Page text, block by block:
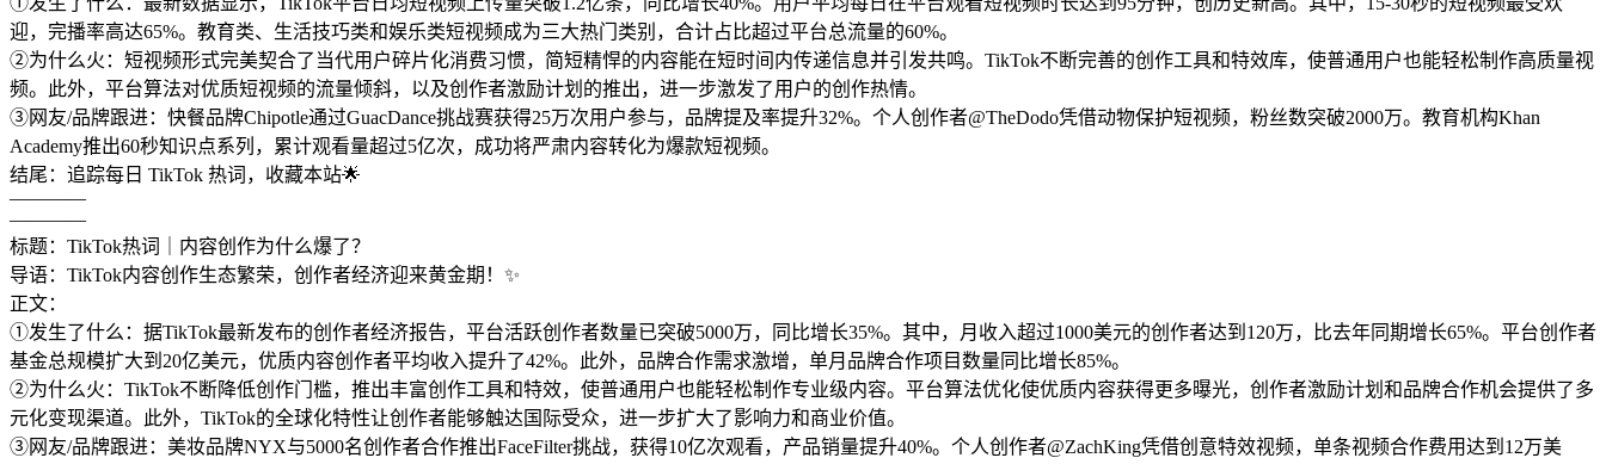
迎，完播率高达65%。教育类、生活技巧类和娱乐类短视频成为三大热门类别，合计占比超过平台总流量的60%。
②为什么火：短视频形式完美契合了当代用户碎片化消费习惯，简短精悍的内容能在短时间内传递信息并引发共鸣。TikTok不断完善的创作工具和特效库，使普通用户也能轻松制作高质量视
频。此外，平台算法对优质短视频的流量倾斜，以及创作者激励计划的推出，进一步激发了用户的创作热情。
③网友/品牌跟进：快餐品牌Chipotle通过GuacDance挑战赛获得25万次用户参与，品牌提及率提升32%。个人创作者@TheDodo凭借动物保护短视频，粉丝数突破2000万。教育机构Khan
Academy推出60秒知识点系列，累计观看量超过5亿次，成功将严肃内容转化为爆款短视频。
结尾：追踪每日 TikTok 热词，收藏本站🌟
————
————
标题：TikTok热词｜内容创作为什么爆了？
导语：TikTok内容创作生态繁荣，创作者经济迎来黄金期！✨
正文：
①发生了什么：据TikTok最新发布的创作者经济报告，平台活跃创作者数量已突破5000万，同比增长35%。其中，月收入超过1000美元的创作者达到120万，比去年同期增长65%。平台创作者
基金总规模扩大到20亿美元，优质内容创作者平均收入提升了42%。此外，品牌合作需求激增，单月品牌合作项目数量同比增长85%。
②为什么火：TikTok不断降低创作门槛，推出丰富创作工具和特效，使普通用户也能轻松制作专业级内容。平台算法优化使优质内容获得更多曝光，创作者激励计划和品牌合作机会提供了多
元化变现渠道。此外，TikTok的全球化特性让创作者能够触达国际受众，进一步扩大了影响力和商业价值。
③网友/品牌跟进：美妆品牌NYX与5000名创作者合作推出FaceFilter挑战，获得10亿次观看，产品销量提升40%。个人创作者@ZachKing凭借创意特效视频，单条视频合作费用达到12万美